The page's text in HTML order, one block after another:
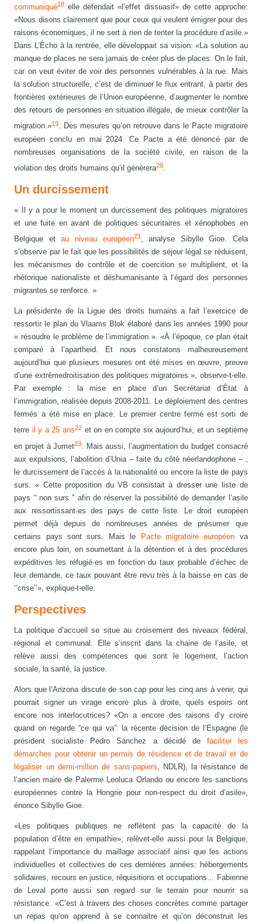
communiqué18 elle défendait «l’effet dissuasif» de cette approche:
«Nous disons clairement que pour ceux qui veulent émigrer pour des
raisons économiques, il ne sert à rien de tenter la procédure d’asile.»
Dans L’Écho à la rentrée, elle développait sa vision: «La solution au
manque de places ne sera jamais de créer plus de places. On le fait,
car on veut éviter de voir des personnes vulnérables à la rue. Mais
la solution structurelle, c’est de diminuer le flux entrant, à partir des
frontières extérieures de l’Union européenne, d’augmenter le nombre
des retours de personnes en situation illégale, de mieux contrôler la
migration.»19. Des mesures qu’on retrouve dans le Pacte migratoire
européen conclu en mai 2024. Ce Pacte a été dénoncé par de
nombreuses organisations de la société civile, en raison de la
violation des droits humains qu’il génèrera20.
Un durcissement
« Il y a pour le moment un durcissement des politiques migratoires
et une fuite en avant de politiques sécuritaires et xénophobes en
Belgique etau niveau européen21, analyse Sibylle Gioe. Cela
s’observe par le fait que les possibilités de séjour légal se réduisent,
les mécanismes de contrôle et de coercition se multiplient, et la
rhétorique nationaliste et déshumanisante à l’égard des personnes
migrantes se renforce. »
La présidente de la Ligue des droits humains a fait l’exercice de
ressortir le plan du Vlaams Blok élaboré dans les années 1990 pour
« résoudre le problème de l’immigration ». «À l’époque, ce plan était
comparé à l’apartheid. Et nous constatons malheureusement
aujourd’hui que plusieurs mesures ont été mises en œuvre, preuve
d’une extrêmedroitisation des politiques migratoires », observe-t-elle.
Par exemple : la mise en place d’un Secrétariat d’État à
l’immigration, réalisée depuis 2008-2011. Le déploiement des centres
fermés a été mise en place. Le premier centre fermé est sorti de
terre il y a 25 ans22 et on en compte six aujourd’hui, et un septième
en projet à Jumet23. Mais aussi, l’augmentation du budget consacré
aux expulsions, l’abolition d’Unia – faite du côté néerlandophone – ,
le durcissement de l’accès à la nationalité ou encore la liste de pays
surs. « Cette proposition du VB consistait à dresser une liste de
pays “ non surs ” afin de réserver la possibilité de demander l’asile
aux ressortissant·es des pays de cette liste. Le droit européen
permet déjà depuis de nombreuses années de présumer que
certains pays sont surs. Mais le
Pacte migratoire européen va
encore plus loin, en soumettant à la détention et à des procédures
expéditives les réfugié·es en fonction du taux probable d’échec de
leur demande, ce taux pouvant être revu très à la baisse en cas de
‘’crise’’», explique-t-elle.
Perspectives
La politique d’accueil se situe au croisement des niveaux fédéral,
régional et communal. Elle s’inscrit dans la chaine de l’asile, et
relève aussi des compétences que sont le logement, l’action
sociale, la santé, la justice.
Alors que l’Arizona discute de son cap pour les cinq ans à venir, qui
pourrait signer un virage encore plus à droite, quels espoirs ont
encore nos interlocutrices? «On a encore des raisons d’y croire
quand on regarde “ce qui va”: la récente décision de l’Espagne (le
président socialiste Pedro Sánchez a décidé de faciliter les
démarches pour obtenir un permis de résidence et de travail et de
légaliser un demi-million de sans-papiers, NDLR), la résistance de
l’ancien maire de Palerme Leoluca Orlando ou encore les sanctions
européennes contre la Hongrie pour non-respect du droit d’asile»,
énonce Sibylle Gioe.
«Les politiques publiques ne reflètent pas la capacité de la
population d’être en empathie», relèvet-elle aussi pour la Belgique,
rappelant l’importance du maillage associatif ainsi que les actions
individuelles et collectives de ces dernières années: hébergements
solidaires, recours en justice, réquisitions et occupations... Fabienne
de Leval porte aussi son regard sur le terrain pour nourrir sa
résistance. «C’est à travers des choses concrètes comme partager
un repas qu’on apprend à se connaitre et qu’on déconstruit les